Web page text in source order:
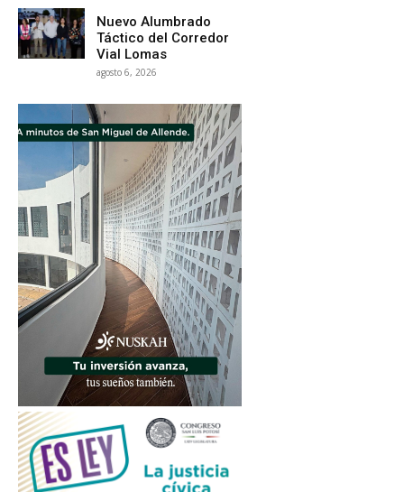
Nuevo Alumbrado
Táctico del Corredor
Vial Lomas
agosto 6, 2026